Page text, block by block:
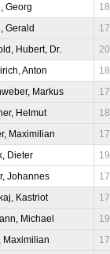
Georg
Gerald
Hubert, Dr.
Anton
Markus
Helmut
Maximilian
Dieter
Johannes
Kastriot
Michael
Maximilian